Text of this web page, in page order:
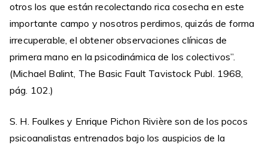
otros los que están recolectando rica cosecha en este
importante campo y nosotros perdimos, quizás de forma
irrecuperable, el obtener observaciones clínicas de
primera mano en la psicodinámica de los colectivos”.
(Michael Balint, The Basic Fault Tavistock Publ. 1968,
pág. 102.)
S. H. Foulkes y Enrique Pichon Rivière son de los pocos
psicoanalistas entrenados bajo los auspicios de la